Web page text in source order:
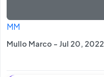
MM
Mullo Marco - Jul 20, 2022